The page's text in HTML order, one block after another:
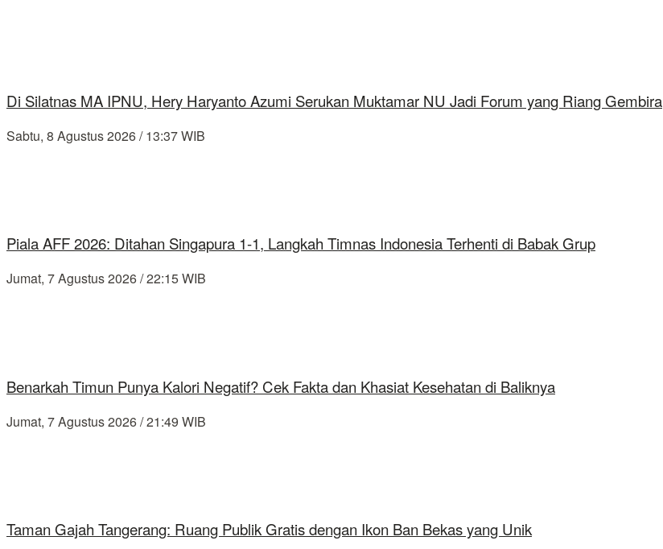
Di Silatnas MA IPNU, Hery Haryanto Azumi Serukan Muktamar NU Jadi Forum yang Riang Gembira
Sabtu, 8 Agustus 2026 / 13:37 WIB
Piala AFF 2026: Ditahan Singapura 1-1, Langkah Timnas Indonesia Terhenti di Babak Grup
Jumat, 7 Agustus 2026 / 22:15 WIB
Benarkah Timun Punya Kalori Negatif? Cek Fakta dan Khasiat Kesehatan di Baliknya
Jumat, 7 Agustus 2026 / 21:49 WIB
Taman Gajah Tangerang: Ruang Publik Gratis dengan Ikon Ban Bekas yang Unik